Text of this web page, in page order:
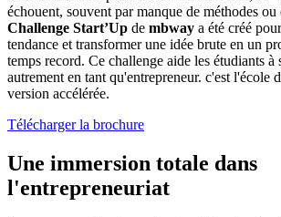
échouent, souvent par manque de méthodes ou
Challenge Start’Up de mbway a été créé
tendance et transformer une idée brute en un
temps record. Ce challenge aide les étudiants à
autrement en tant qu'entrepreneur. c'est l'école
version accélérée.
Télécharger la brochure
Une immersion totale dans
l'entrepreneuriat